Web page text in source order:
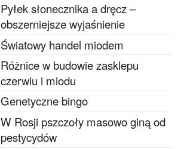
Pyłek słonecznika a dręcz –
obszerniejsze wyjaśnienie
Światowy handel miodem
Różnice w budowie zasklepu
czerwiu i miodu
Genetyczne bingo
W Rosji pszczoły masowo giną od
pestycydów